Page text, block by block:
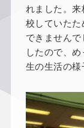
れました。
校していた
できません
したので、
生の生活の様